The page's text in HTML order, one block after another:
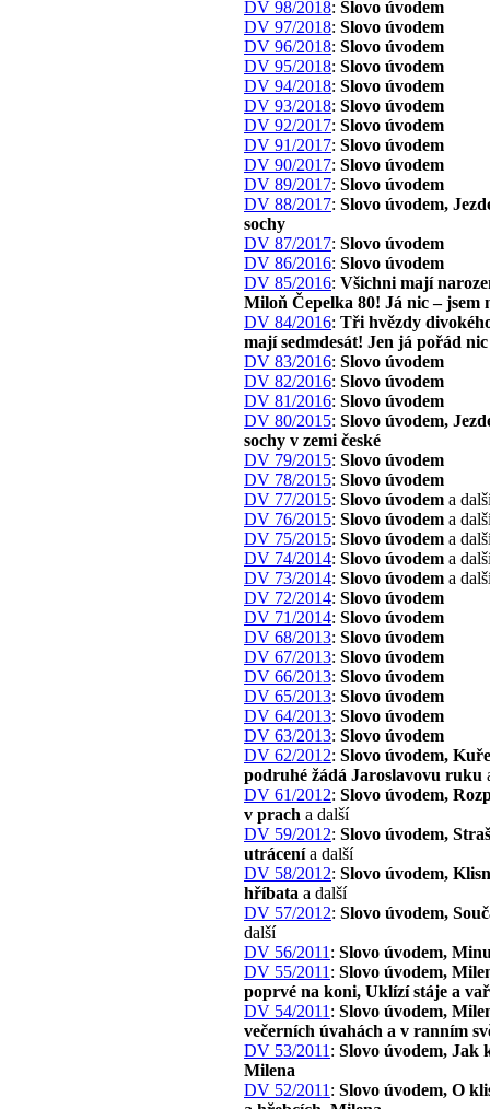
DV 98/2018: Slovo úvodem
DV 97/2018: Slovo úvodem
DV 96/2018: Slovo úvodem
DV 95/2018: Slovo úvodem
DV 94/2018: Slovo úvodem
DV 93/2018: Slovo úvodem
DV 92/2017: Slovo úvodem
DV 91/2017: Slovo úvodem
DV 90/2017: Slovo úvodem
DV 89/2017: Slovo úvodem
DV 88/2017: Slovo úvodem,
sochy
DV 87/2017: Slovo úvodem
DV 86/2016: Slovo úvodem
DV 85/2016: Všichni mají
Miloň Čepelka 80! Já nic – jsem
DV 84/2016: Tři hvězdy
mají sedmdesát! Jen já pořád nic
DV 83/2016: Slovo úvodem
DV 82/2016: Slovo úvodem
DV 81/2016: Slovo úvodem
DV 80/2015: Slovo úvodem,
sochy v zemi české
DV 79/2015: Slovo úvodem
DV 78/2015: Slovo úvodem
DV 77/2015: Slovo úvodem a
DV 76/2015: Slovo úvodem a
DV 75/2015: Slovo úvodem a
DV 74/2014: Slovo úvodem a
DV 73/2014: Slovo úvodem a
DV 72/2014: Slovo úvodem
DV 71/2014: Slovo úvodem
DV 68/2013: Slovo úvodem
DV 67/2013: Slovo úvodem
DV 66/2013: Slovo úvodem
DV 65/2013: Slovo úvodem
DV 64/2013: Slovo úvodem
DV 63/2013: Slovo úvodem
DV 62/2012: Slovo úvodem,
podruhé žádá Jaroslavovu ruku
DV 61/2012: Slovo úvodem,
v prach a další
DV 59/2012: Slovo úvodem,
utrácenía další
DV 58/2012: Slovo úvodem,
hříbata a další
DV 57/2012: Slovo úvodem,
další
DV 56/2011 : Slovo úvodem,
DV 55/2011 : Slovo úvodem,
poprvé na koni, Uklízí stáje a
DV 54/2011 : Slovo úvodem,
večerních úvahách a v ranním
DV 53/2011 : Slovo úvodem, Jak
Milena
DV 52/2011 : Slovo úvodem, O